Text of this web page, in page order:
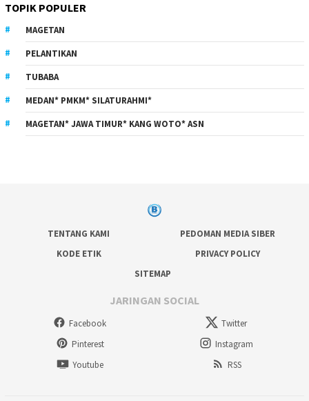
TOPIK POPULER
MAGETAN
PELANTIKAN
TUBABA
MEDAN* PMKM* SILATURAHMI*
MAGETAN* JAWA TIMUR* KANG WOTO* ASN
TENTANG KAMI
PEDOMAN MEDIA SIBER
KODE ETIK
PRIVACY POLICY
SITEMAP
JARINGAN SOCIAL
Facebook
Twitter
Pinterest
Instagram
Youtube
RSS